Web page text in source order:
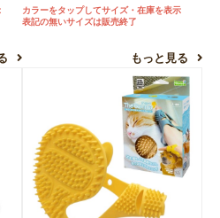
カラーをタップしてサイズ・在庫を表示
表記の無いサイズは販売終了
もっと見る